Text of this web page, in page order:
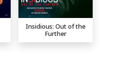
Insidious: Out of the
Further